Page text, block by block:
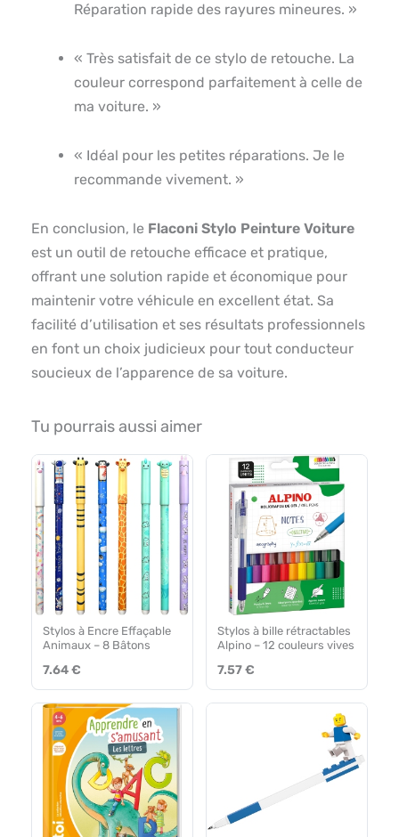
Réparation rapide des rayures mineures. »
« Très satisfait de ce stylo de retouche. La
couleur correspond parfaitement à celle de
ma voiture. »
« Idéal pour les petites réparations. Je le
recommande vivement. »
En conclusion, le Flaconi Stylo Peinture Voiture
est un outil de retouche efficace et pratique,
offrant une solution rapide et économique pour
maintenir votre véhicule en excellent état. Sa
facilité d’utilisation et ses résultats professionnels
en font un choix judicieux pour tout conducteur
soucieux de l’apparence de sa voiture.
Tu pourrais aussi aimer
Stylos à Encre Effaçable
Animaux – 8 Bâtons
7.64 €
Stylos à bille rétractables
Alpino – 12 couleurs vives
7.57 €